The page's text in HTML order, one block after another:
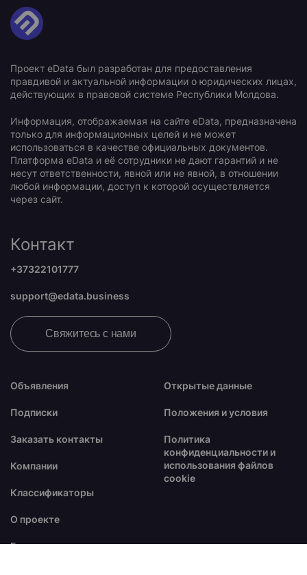
Проект eData был разработан для предоставления
правдивой и актуальной информации о юридических лицах,
действующих в правовой системе Республики Молдова.
Информация, отображаемая на сайте eData, предназначена
только для информационных целей и не может
использоваться в качестве официальных документов.
Платформа eData и её сотрудники не дают гарантий и не
несут ответственности, явной или не явной, в отношении
любой информации, доступ к которой осуществляется
через сайт.
Объявления
Подписки
Заказать контакты
Компании
Классификаторы
О проекте
Блог
Открытые данные
Положения и условия
Политика
конфиденциальности и
использования файлов
cookie
Контакт
+37322101777
support@edata.business
Свяжитесь с нами